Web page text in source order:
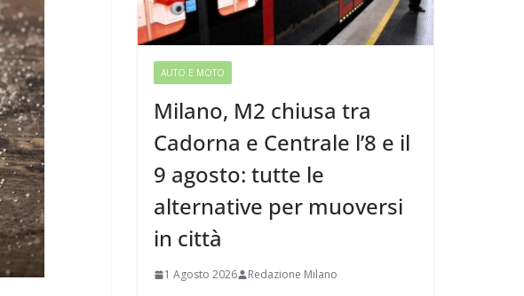
AUTO E MOTO
Milano, M2 chiusa tra
Cadorna e Centrale l’8 e il
9 agosto: tutte le
alternative per muoversi
in città
1 Agosto 2026 Redazione Milano